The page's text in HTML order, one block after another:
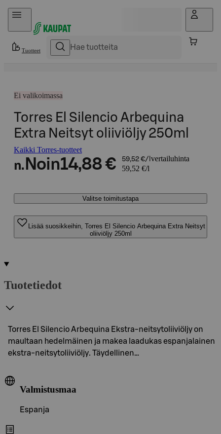
Hyppää sisältöön
Tuotteet
Ei valikoimassa
Torres El Silencio Arbequina
Extra Neitsyt oliiviöljy 250ml
Kaikki Torres-tuotteet
n. Noin14,88 € 59,52 €/l vertailuhinta
59,52 €/l
Valitse toimitustapa
Lisää suosikkeihin, Torres El Silencio Arbequina Extra Neitsyt
oliiviöljy 250ml
Tuotetiedot
Torres El Silencio Arbequina Ekstra-neitsytoliiviöljy on
maultaan hedelmäinen ja makea laadukas espanjalainen
ekstra-neitsytoliiviöljy. Täydellinen…
Valmistusmaa
Espanja